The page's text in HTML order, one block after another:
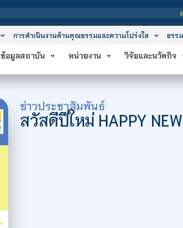
สถาบันเทค
การดำเนินงานด้านคุณธรรมและความโปร่งใส ธรร
ข้อมูลสถาบัน หน่วยงาน วิจัยและนวัตกิจ
ข่าวประชาสัมพันธ์
สวัสดีปีใหม่ HAPPY